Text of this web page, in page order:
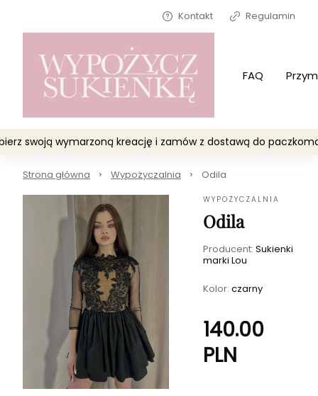
Kontakt Regulamin
FAQ
swoją wymarzoną kreację i zamów z dostawą do
Strona główna Wypożyczalnia Odila
WYPOŻYCZALNIA
Odila
Producent:Sukienki
marki Lou
Kolor:czarny
140.00
PLN